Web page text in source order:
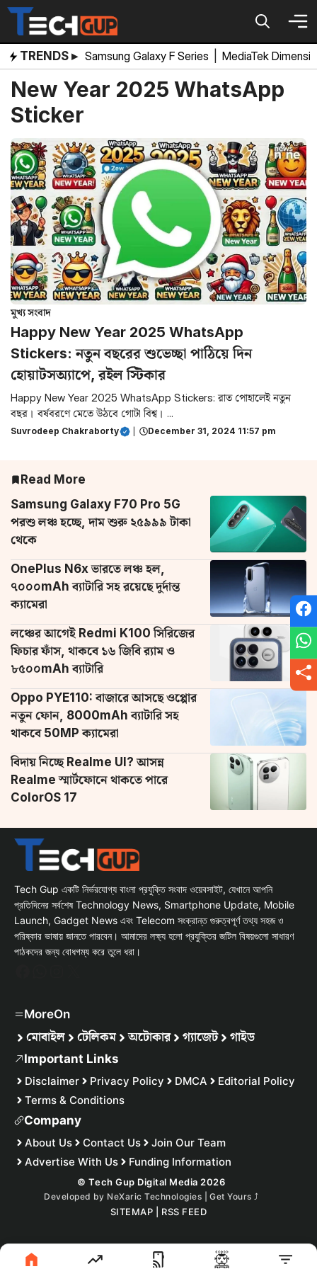
Skip
content
TRENDS ▸ Samsung Galaxy F Series MediaTek
New Year 2025 WhatsApp
Sticker
মুখ্য সংবাদ
Happy New Year 2025 WhatsApp
Stickers: নতুন বছরের শুভেচ্ছা পাঠিয়ে দিন
হোয়াটসঅ্যাপে, রইল স্টিকার
Happy New Year 2025 WhatsApp Stickers: রাত পোহালেই নতুন
বছর। বর্ষবরণে মেতে উঠবে গোটা বিশ্ব। ...
Suvrodeep Chakraborty December 31, 2024 11:57 pm
Read More
Samsung Galaxy F70 Pro 5G
পরশু লঞ্চ হচ্ছে, দাম শুরু ২৫৯৯৯ টাকা
থেকে
OnePlus N6x ভারতে লঞ্চ হল,
৭০০০mAh ব্যাটারি সহ রয়েছে দুর্দান্ত
ক্যামেরা
লঞ্চের আগেই Redmi K100 সিরিজের
ফিচার ফাঁস, থাকবে ১৬ জিবি র‌্যাম ও
৮৫০০mAh ব্যাটারি
Oppo PYE110: বাজারে আসছে ওপ্পোর
নতুন ফোন, 8000mAh ব্যাটারি সহ
থাকবে 50MP ক্যামেরা
বিদায় নিচ্ছে Realme UI? আসন্ন
Realme স্মার্টফোনে থাকতে পারে
ColorOS 17
Tech Gup একটি নির্ভরযোগ্য বাংলা প্রযুক্তি সংবাদ ওয়েবসাইট, যেখানে আপনি
প্রতিদিনের সর্বশেষ Technology News, Smartphone Update, Mobile
Launch, Gadget News এবং Telecom সংক্রান্ত গুরুত্বপূর্ণ তথ্য সহজ ও
পরিষ্কার ভাষায় জানতে পারবেন। আমাদের লক্ষ্য হলো প্রযুক্তির জটিল বিষয়গুলো সাধারণ
পাঠকদের জন্য বোধগম্য করে তুলে ধরা।
MoreOn
মোবাইল টেলিকম অটোকার গ্যাজেট গাইড
Important Links
Disclaimer Privacy Policy DMCA
Editorial Policy
Terms & Conditions
Company
About Us Contact Us
Join Our Team
Advertise With Us
Funding Information
© Tech Gup Digital Media 2026
Developed by NeXaric Technologies | Get Yours ⤴︎
SITEMAP RSS FEED